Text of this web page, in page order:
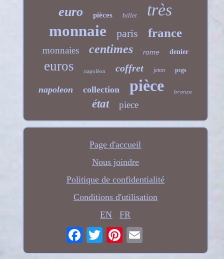
euro pièces billet très
monnaie paris france
monnaies centimes rome denier
euros napoléon coffret jeton pcgs
napoleon collection pièce bronze
état piece
Page d'accueil
Nous joindre
Politique de confidentialité
Conditions d'utilisation
EN
FR